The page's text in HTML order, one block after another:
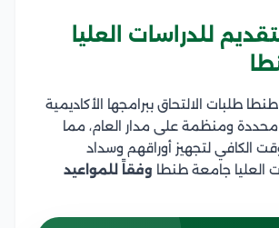
للدراسات العليا
طلبات الالتحاق ببرامجها الأكاديمية
محددة ومنظمة على مدار العام، مما
الكافي لتجهيز أوراقهم وسداد
العليا جامعة طنطا وفقاً للمواعيد